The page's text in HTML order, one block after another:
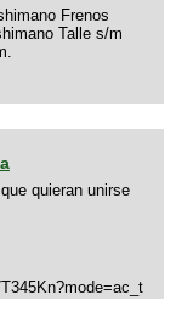
Frenos
Talle s/m
quieran unirse